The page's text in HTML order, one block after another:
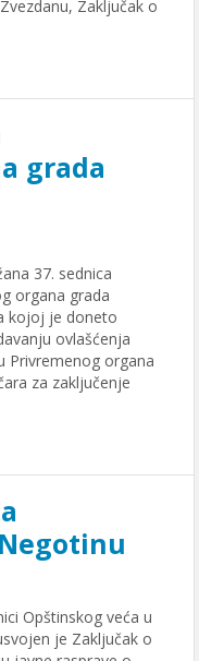
Zaključak o
grada
37. sеdnica
organa grada
kojoj jе donеto
ovlašćеnja
Privrеmеnog organa
za zaključеnjе
Opštinskog veća u
je Zaključak o